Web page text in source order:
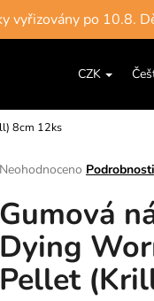
vyřizovány po 10.8.
Vlasce a šňůry
CZK
8cm 12ks
Průměrné
produktu
je
0,0
z
5
hvězdiček.
Neohodnoceno
Gumová
Dying
Pellet